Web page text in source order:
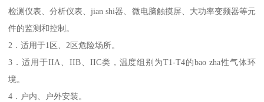
检测仪表、分析仪表、jian shi器、微电脑触摸屏、大功率变频器等元
件的监测和控制。
2．适用于1区、2区危险场所。
3．适用于IIA、IIB、IIC类，温度组别为T1-T4的bao zha性气体环
境。
4．户内、户外安装。